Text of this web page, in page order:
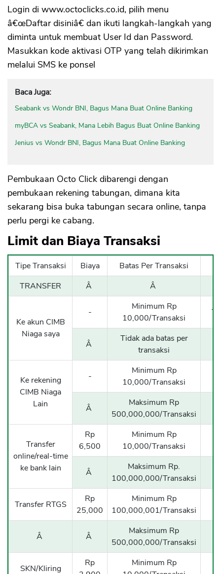
Login di www.octoclicks.co.id, pilih menu
â€œDaftar disiniâ€ dan ikuti langkah-langkah yang
diminta untuk membuat User Id dan Password.
Masukkan kode aktivasi OTP yang telah dikirimkan
melalui SMS ke ponsel
Baca Juga:
Seabank vs Wondr BNI, Bagus Mana Buat Online Banking
myBCA vs Seabank, Mana Lebih Bagus Buat Online Banking
Jenius vs Wondr BNI, Bagus Mana Buat Online Banking
Pembukaan Octo Click dibarengi dengan
pembukaan rekening tabungan, dimana kita
sekarang bisa buka tabungan secara online, tanpa
perlu pergi ke cabang.
Limit dan Biaya Transaksi
Tipe Transaksi Biaya
Batas Per Transaksi
TRANSFER
Â Â
Ke akun CIMB
Niaga saya
-
Minimum Rp
10,000/Transaksi
Â
Tidak ada batas per
transaksi
Ke rekening
CIMB Niaga
Lain
-
Minimum Rp
10,000/Transaksi
Â
Maksimum Rp
500,000,000/Transaksi
Transfer
online/real-time
ke bank lain
Rp
6,500
Minimum Rp
10,000/Transaksi
Â
Maksimum Rp.
100,000,000/Transaksi
Transfer RTGS
Rp
25,000
Minimum Rp
100,000,001/Transaksi
Â Â
Maksimum Rp
500,000,000/Transaksi
SKN/Kliring
Rp
Minimum Rp